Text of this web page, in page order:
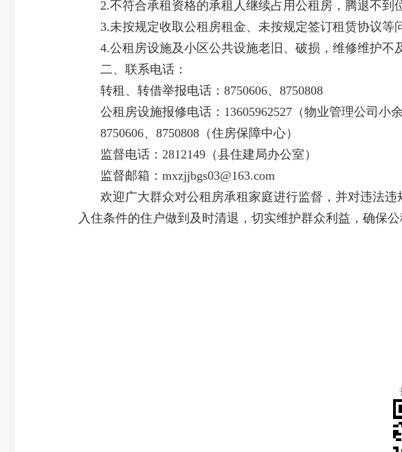
2.不符合承租资格的承租人继续占用公租房，腾退不到
3.未按规定收取公租房租金、未按规定签订租赁协议等
4.公租房设施及小区公共设施老旧、破损，维修维护不
二、联系电话：
转租、转借举报电话：8750606、8750808
公租房设施报修电话：13605962527（物业管理公司小余
8750606、8750808（住房保障中心）
监督电话：2812149（县住建局办公室）
监督邮箱：mxzjjbgs03@163.com
欢迎广大群众对公租房承租家庭进行监督，并对违法
入住条件的住户做到及时清退，切实维护群众利益，确保公